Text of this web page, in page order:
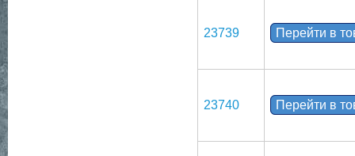
23739 Перейти в
23740 Перейти в